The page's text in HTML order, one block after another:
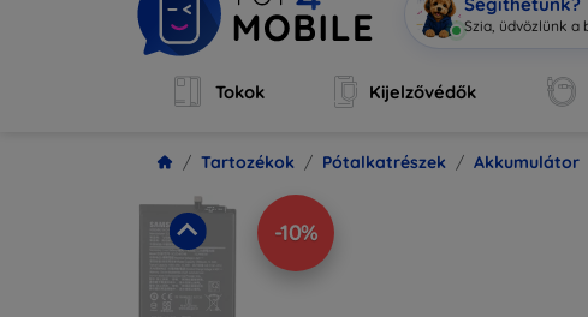
Szia, ü|
Tokok Kijelzővédők
Tartozékok Pótalkatrészek Akkumulátor
-10%